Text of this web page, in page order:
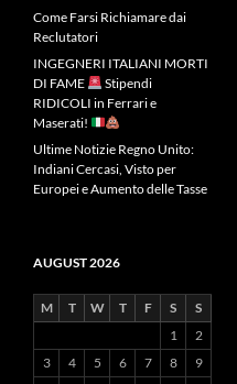
Come Farsi Richiamare dai
Reclutatori
INGEGNERI ITALIANI MORTI
DI FAME
Stipendi
RIDICOLI in Ferrari e
Maserati!
Ultime Notizie Regno Unito:
Indiani Cercasi, Visto per
Europei e Aumento delle Tasse
AUGUST 2026
M T W T F S
S
1
2
3
4 5 6 7 8
9